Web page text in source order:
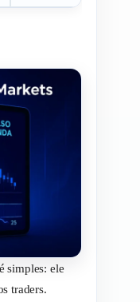
simples: ele
traders.